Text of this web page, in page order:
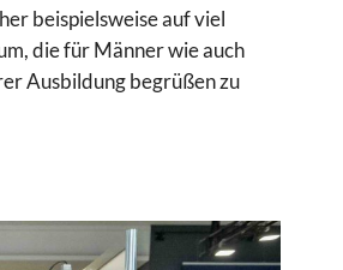
beispielsweise auf viel
die für Männer wie auch
Ausbildung begrüßen zu